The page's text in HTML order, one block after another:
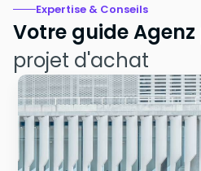
Expertise & Conseils
Votre guide Agenz
projet d'achat